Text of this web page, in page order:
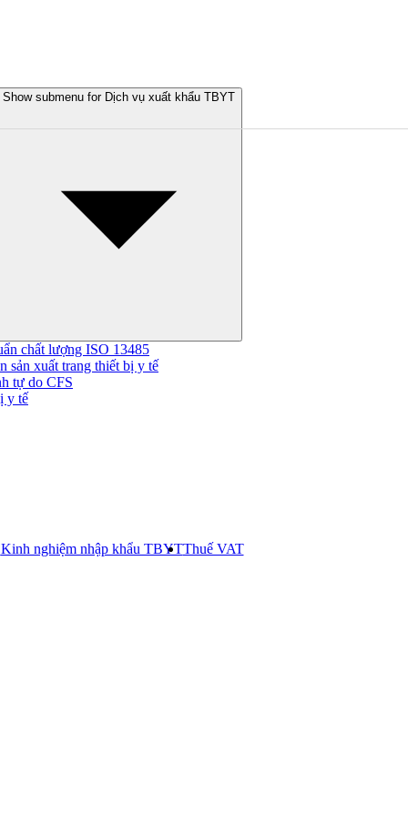
Show submenu for Dịch vụ xuất khẩu TBYT
chất lượng ISO 13485
sản xuất trang thiết bị y tế
tự do CFS
y tế
Kinh nghiệm nhập khẩu TBYTThuế VAT